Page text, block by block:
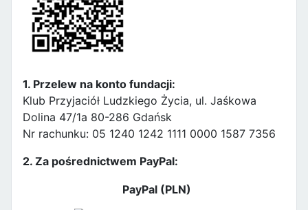
1. Przelew na konto fundacji:
Klub Przyjaciół Ludzkiego Życia, ul. Jaśkowa
Dolina 47/1a 80-286 Gdańsk
Nr rachunku: 05 1240 1242 1111 0000 1587 7356
2. Za pośrednictwem PayPal:
PayPal (PLN)